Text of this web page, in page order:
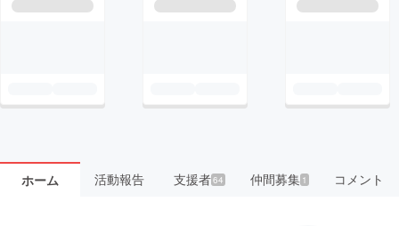
ホーム 活動報告 支援者64 仲間募集 1 コメント